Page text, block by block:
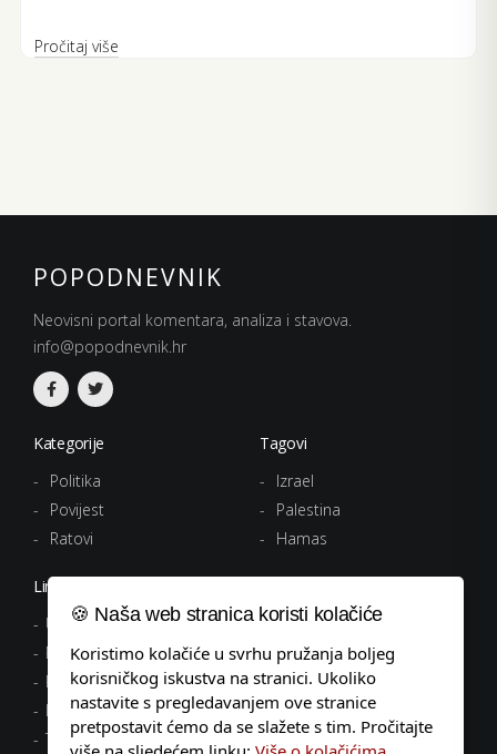
Pročitaj više
POPODNEVNIK
Neovisni portal komentara, analiza i stavova.
info@popodnevnik.hr
Kategorije
Politika
Povijest
Ratovi
Tagovi
Izrael
Palestina
Hamas
Linkovi
Uvjeti korištenja
Politika privatnosti
Pravila o kolačićima
Impressum
Tagovi
🍪 Naša web stranica koristi kolačiće
Koristimo kolačiće u svrhu pružanja boljeg
korisničkog iskustva na stranici. Ukoliko
nastavite s pregledavanjem ove stranice
pretpostavit ćemo da se slažete s tim. Pročitajte